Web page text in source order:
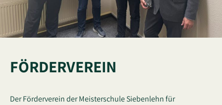
FÖRDERVEREIN
Der Förderverein der Meisterschule Siebenlehn für